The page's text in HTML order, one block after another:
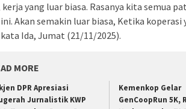
kerja yang luar biasa. Rasanya kita semua
Akan semakin luar biasa, Ketika
kata Ida, Jumat (21/11/2025).
MORE
DPR Apresiasi
Jurnalistik KWP
Kemenkop Gelar
GenCoopRun 5K,